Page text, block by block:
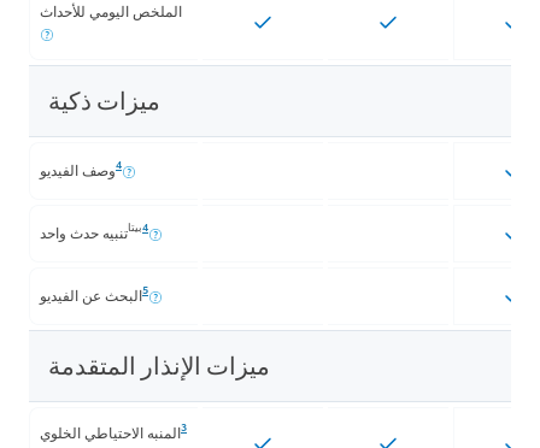
الملخص اليومي للأحداث
ميزات ذكية
وصف الفيديو4
تنبيه حدث واحدبيتا4
البحث عن الفيديو5
ميزات الإنذار المتقدمة
المنبه الاحتياطي الخلوي3